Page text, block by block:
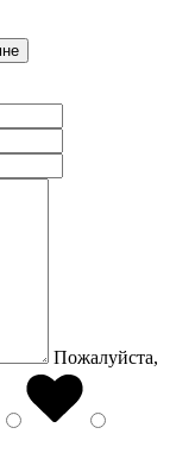
Пожалуйста,